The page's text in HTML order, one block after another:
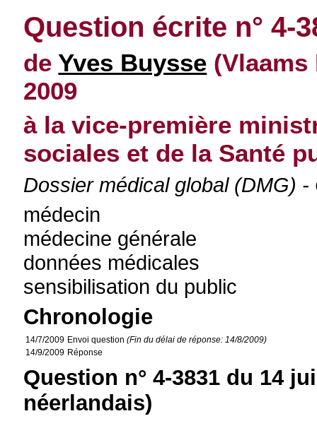
Question écrite n° 4-
deYves Buysse
2009
à la vice-première
sociales et de la Santé
Dossier médical global (DMG)
médecin
médecine générale
données médicales
sensibilisation du public
Chronologie
14/7/2009 Envoi question(Fin du délai de réponse: 14/8/2009)
14/9/2009 Réponse
Question n° 4-3831 du 14
néerlandais)